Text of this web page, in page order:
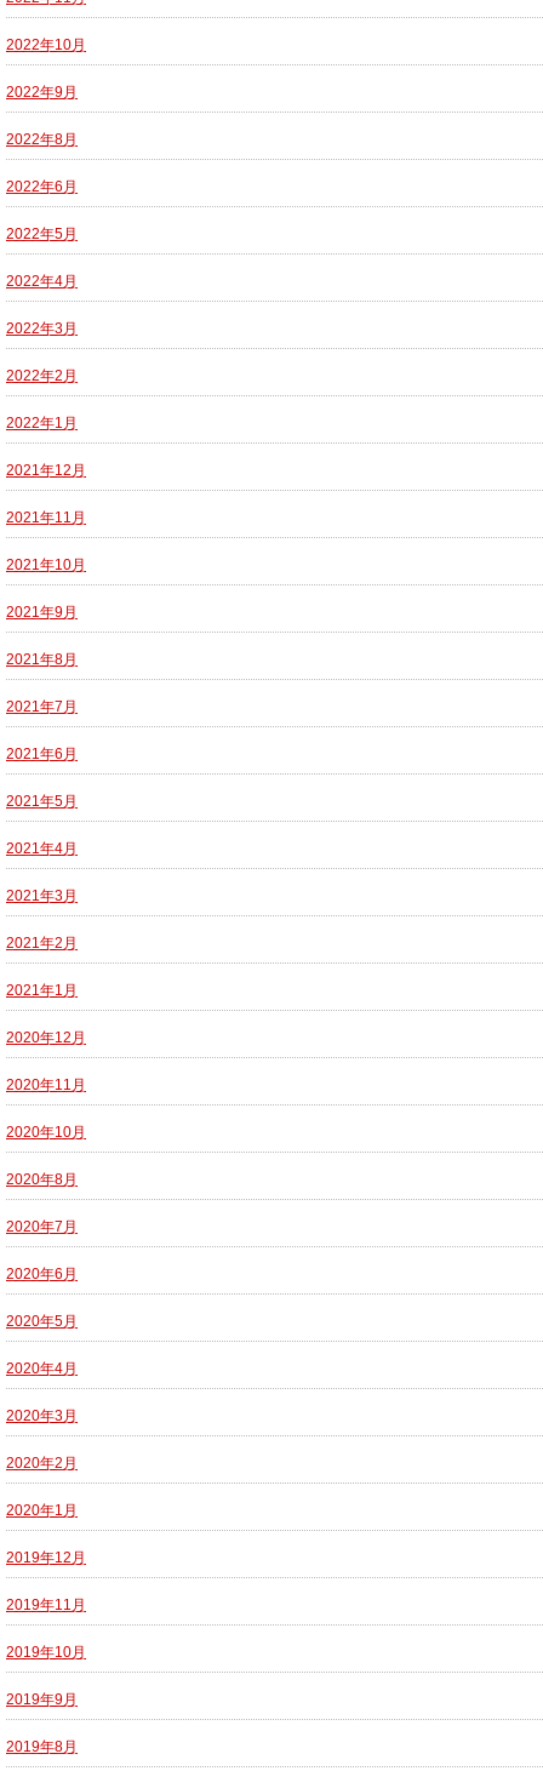
2022年10月
2022年9月
2022年8月
2022年6月
2022年5月
2022年4月
2022年3月
2022年2月
2022年1月
2021年12月
2021年11月
2021年10月
2021年9月
2021年8月
2021年7月
2021年6月
2021年5月
2021年4月
2021年3月
2021年2月
2021年1月
2020年12月
2020年11月
2020年10月
2020年8月
2020年7月
2020年6月
2020年5月
2020年4月
2020年3月
2020年2月
2020年1月
2019年12月
2019年11月
2019年10月
2019年9月
2019年8月